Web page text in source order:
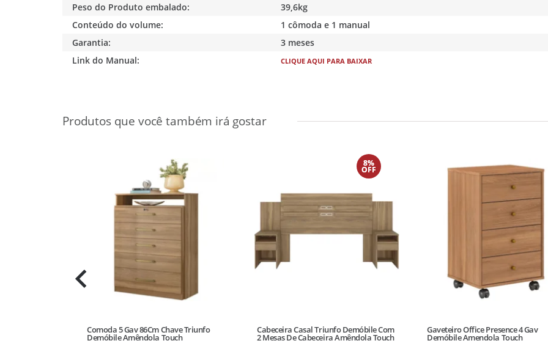
Peso do Produto embalado:
39,6kg
Conteúdo do volume:
1 cômoda e 1 manual
Garantia:
3 meses
Link do Manual:
CLIQUE AQUI PARA BAIXAR
Comoda 5 Gav 86Cm Chave Triunfo
Demóbile Amêndola Touch
8%
OFF
Cabeceira Casal Triunfo Demóbile Com
2 Mesas De Cabeceira Amêndola Touch
Gaveteiro Office Presence 4 Gav
Demóbile Amendola Touch